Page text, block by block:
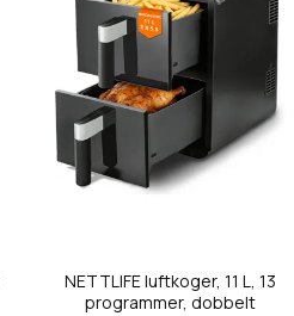
NETTLIFE luftkoger, 11 L, 13
programmer, dobbelt